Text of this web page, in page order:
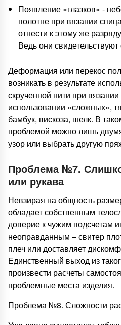
Появление «глазков» -
полотне при вязании
отнести к этому же
Ведь они
Деформация или перекос
возникать в результате
скрученной нити при
использовании «сложных»,
бамбук, вискоза, шелк. В
проблемой можно лишь
узор или выбрать другую
Проблема №7.
или рукава
Невзирая на общность
обладает собственным
доверие к чужим подсчетам
неоправданным – свитер
плеч или доставляет
Единственный выход из
произвести расчеты
проблемные места изделия.
Проблема №8. Сложности